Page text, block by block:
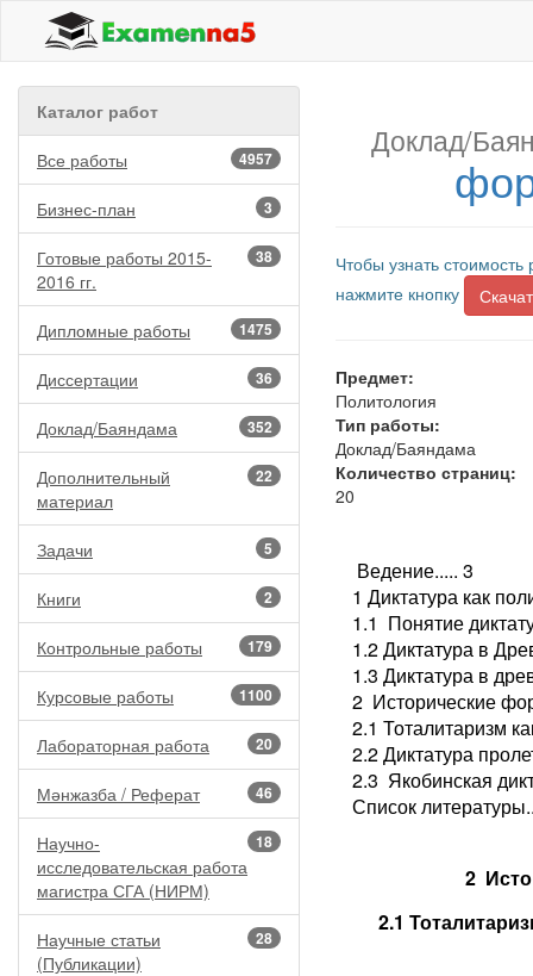
Каталог работ
4957
Все работы
3
Бизнес-план
38
Готовые работы 2015-
2016 гг.
1475
Дипломные работы
36
Диссертации
352
Доклад/Баяндама
22
Дополнительный
материал
5
Задачи
2
Книги
179
Контрольные работы
1100
Курсовые работы
20
Лабораторная работа
46
Мәнжазба / Реферат
18
Научно-
исследовательская работа
магистра СГА (НИРМ)
28
Научные статьи
(Публикации)
Доклад/
Чтобы узнать
нажмите кнопку
Предмет:
Политология
Тип работы:
Доклад/Баяндама
Количество страниц:
20
Ведение..... 3
1 Диктатура как
1.1 Понятие
1.2 Диктатура в
1.3 Диктатура в
2 Исторические
2.1 Тоталитаризм
2.2 Диктатура
2.3 Якобинская
Список
2
2.1